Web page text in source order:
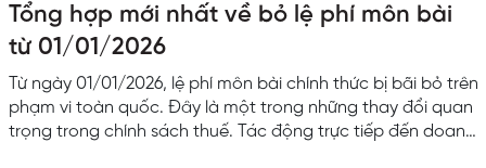
Tổng hợp mới nhất về bỏ lệ phí môn bài
từ 01/01/2026
Từ ngày 01/01/2026, lệ phí môn bài chính thức bị bãi bỏ trên
phạm vi toàn quốc. Đây là một trong những thay đổi quan
trọng trong chính sách thuế. Tác động trực tiếp đến doanh